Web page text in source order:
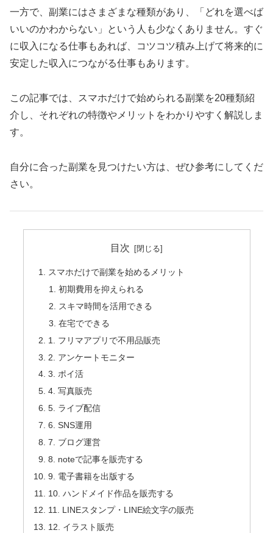
一方で、副業にはさまざまな種類があり、「どれを選べば
いいのかわからない」という人も少なくありません。すぐ
に収入になる仕事もあれば、コツコツ積み上げて将来的に
安定した収入につながる仕事もあります。
この記事では、スマホだけで始められる副業を20種類紹
介し、それぞれの特徴やメリットをわかりやすく解説しま
す。
自分に合った副業を見つけたい方は、ぜひ参考にしてくだ
さい。
目次
スマホだけで副業を始めるメリット
初期費用を抑えられる
スキマ時間を活用できる
在宅でできる
1. フリマアプリで不用品販売
2. アンケートモニター
3. ポイ活
4. 写真販売
5. ライブ配信
6. SNS運用
7. ブログ運営
8. noteで記事を販売する
9. 電子書籍を出版する
10. ハンドメイド作品を販売する
11. LINEスタンプ・LINE絵文字の販売
12. イラスト販売